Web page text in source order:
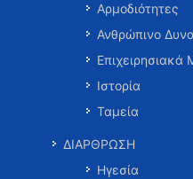
Αρμοδιότητες
Ανθρώπινο
Επιχειρησιακά
Ιστορία
Ταμεία
ΔΙΑΡΘΡΩΣΗ
Ηγεσία